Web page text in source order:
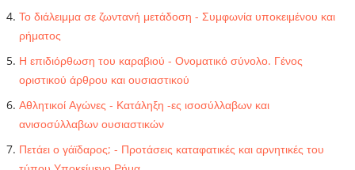
Το διάλειμμα σε ζωντανή μετάδοση - Συμφωνία υποκειμένου και
ρήματος
Η επιδιόρθωση του καραβιού - Ονοματικό σύνολο. Γένος
οριστικού άρθρου και ουσιαστικού
Αθλητικοί Αγώνες - Κατάληξη -ες ισοσύλλαβων και
ανισοσύλλαβων ουσιαστικών
Πετάει ο γάϊδαρος; - Προτάσεις καταφατικές και αρνητικές του